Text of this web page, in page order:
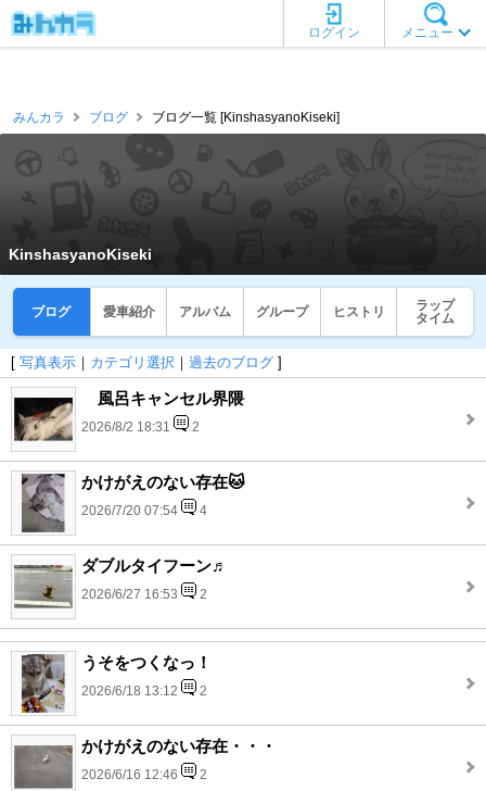
メニュー
ログイン
みんカラ ブログ ブログ一覧 [KinshasyanoKiseki]
KinshasyanoKiseki
ブログ 愛車紹介 アルバム グループ ヒストリ
ラップ
タイム
[ 写真表示 ｜ カテゴリ選択 ｜ 過去のブログ ]
風呂キャンセル界隈
2026/8/2 18:31 2
かけがえのない存在🐱
2026/7/20 07:54 4
ダブルタイフーン♬
2026/6/27 16:53 2
うそをつくなっ！
2026/6/18 13:12 2
かけがえのない存在・・・
2026/6/16 12:46 2